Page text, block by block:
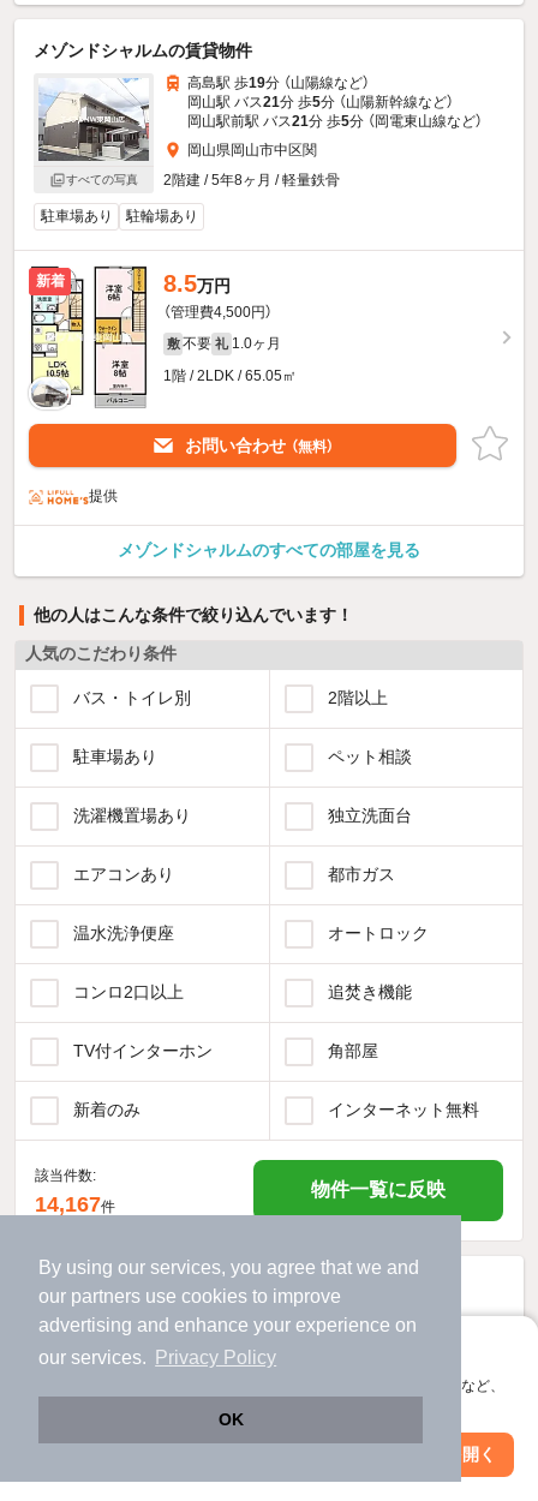
By using our services, you agree that we and
our partners use cookies to improve
advertising and enhance your experience on
our services.
Privacy Policy
OK
アプリに切り替えて、サクサクお部屋探し
会員登録なしですぐ使える。マップ検索やお気に入り保存など、
アプリを開く
メゾンドシャルムの賃貸物件
すべての写真
高島駅 歩19分 （山陽線など）
岡山駅 バス21分 歩5分 （山陽新幹線など）
岡山駅前駅 バス21分 歩5分 （岡電東山線など）
岡山県岡山市中区関
2階建 / 5年8ヶ月 / 軽量鉄骨
駐車場あり 駐輪場あり
新着 8.5万円
（管理費4,500円）
敷 不要 礼 1.0ヶ月
1階 / 2LDK / 65.05㎡
お問い合わせ （無料）
提供
メゾンドシャルムのすべての部屋を見る
他の人はこんな条件で絞り込んでいます！
人気のこだわり条件
バス・トイレ別 2階以上
駐車場あり ペット相談
洗濯機置場あり 独立洗面台
エアコンあり 都市ガス
温水洗浄便座 オートロック
コンロ2口以上 追焚き機能
TV付インターホン 角部屋
新着のみ インターネット無料
該当件数:
14,167件
物件一覧に反映
絞り込み条件を変更